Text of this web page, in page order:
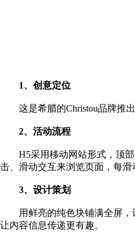
1、创意定位
这是希腊的Christou品牌推
2、活动流程
H5采用移动网站形式，顶
击、滑动交互来浏览页面，每
3、设计策划
用鲜亮的纯色块铺满全屏
让内容信息传递更有趣。